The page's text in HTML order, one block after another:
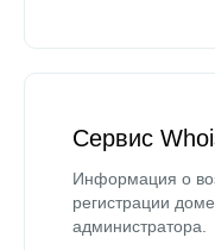
Сервис
Информация о
регистрации
администратора.